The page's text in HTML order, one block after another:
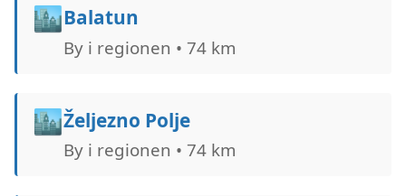
🏙️Balatun
By i regionen • 74 km
🏙️Željezno Polje
By i regionen • 74 km